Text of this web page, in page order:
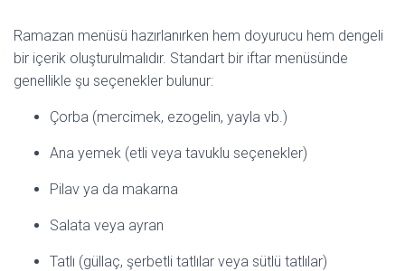
Ramazan menüsü hazırlanırken hem doyurucu hem dengeli
bir içerik oluşturulmalıdır. Standart bir iftar menüsünde
genellikle şu seçenekler bulunur:
Çorba (mercimek, ezogelin, yayla vb.)
Ana yemek (etli veya tavuklu seçenekler)
Pilav ya da makarna
Salata veya ayran
Tatlı (güllaç, şerbetli tatlılar veya sütlü tatlılar)